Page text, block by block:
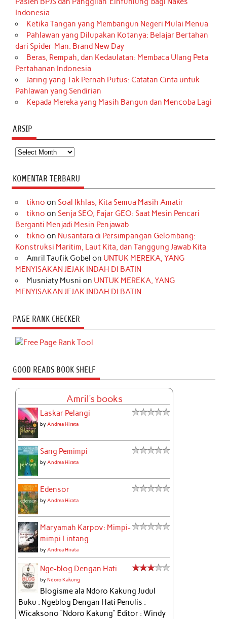
Indonesia
Ketika Tangan yang Membangun Negeri Mulai Menua
Pahlawan yang Dilupakan Kotanya: Belajar Bertahan
dari Spider-Man: Brand New Day
Beras, Rempah, dan Kedaulatan: Membaca Ulang Peta
Pertahanan Indonesia
Jaring yang Tak Pernah Putus: Catatan Cinta untuk
Pahlawan yang Sendirian
Kepada Mereka yang Masih Bangun dan Mencoba Lagi
ARSIP
Arsip
KOMENTAR TERBARU
tikno on Soal Ikhlas, Kita Semua Masih Amatir
tikno on Senja SEO, Fajar GEO: Saat Mesin Pencari
Berganti Menjadi Mesin Penjawab
tikno on Nusantara di Persimpangan Gelombang:
Konstruksi Maritim, Laut Kita, dan Tanggung Jawab Kita
Amril Taufik Gobel on UNTUK MEREKA, YANG
MENYISAKAN JEJAK INDAH DI BATIN
Musniaty Musni on UNTUK MEREKA, YANG
MENYISAKAN JEJAK INDAH DI BATIN
PAGE RANK CHECKER
GOOD READS BOOK SHELF
Amril's books
Laskar Pelangi
byAndrea Hirata
Sang Pemimpi
byAndrea Hirata
Edensor
byAndrea Hirata
Maryamah Karpov: Mimpi-
mimpi Lintang
byAndrea Hirata
Nge-blog Dengan Hati
byNdoro Kakung
Blogisme ala Ndoro Kakung Judul
Buku : Ngeblog Dengan Hati Penulis :
Wicaksono “Ndoro Kakung” Editor : Windy